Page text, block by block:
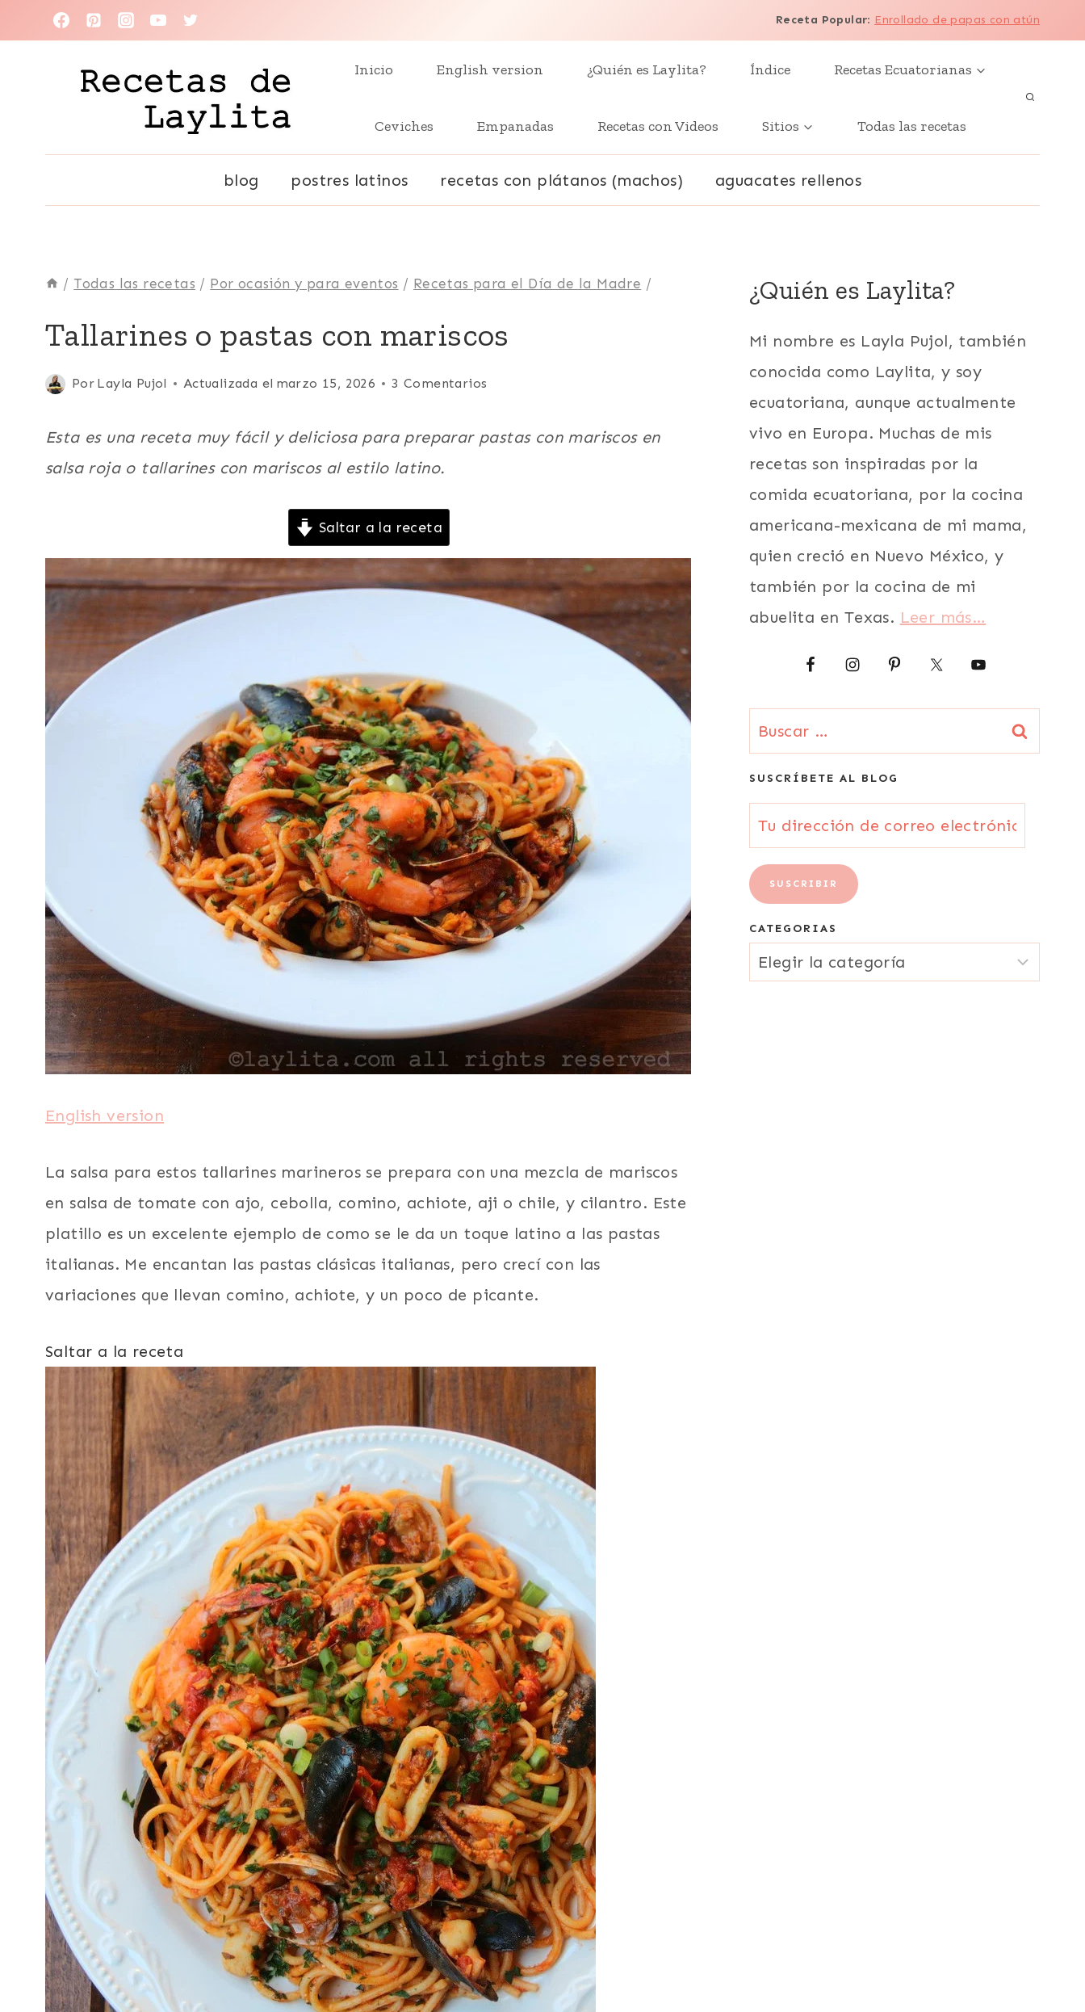
al
Receta Popular: Enrollado de papas con atún
Inicio English version ¿Quién es Laylita? Índice Recetas Ecuatorianas
Ceviches Empanadas Recetas con Videos Sitios Todas las recetas
blog postres latinos recetas con plátanos (machos) aguacates rellenos
/ Todas las recetas / Por ocasión y para eventos / Recetas para el Día de la Madre /
CONCHAS
|
LATINO/HISPANO
OSTIONES
|
PASTAS
PESCADO
PLATO
PRINCIPAL
|
POR
MADRE
|
RECETAS
PARA
LA
CUARESMA
|
SIN
CARNE
SUDAMERICA
Tallarines o pastas con mariscos
Por Layla Pujol
Publicada
febrero 22, 2016
Actualizada el marzo 15, 2026 3 Comentarios
Esta es una receta muy fácil y deliciosa para preparar pastas con mariscos en
salsa roja o tallarines con mariscos al estilo latino.
Saltar a la receta
English version
La salsa para estos tallarines marineros se prepara con una mezcla de mariscos
en salsa de tomate con ajo, cebolla, comino, achiote, aji o chile, y cilantro. Este
platillo es un excelente ejemplo de como se le da un toque latino a las pastas
italianas. Me encantan las pastas clásicas italianas, pero crecí con las
variaciones que llevan comino, achiote, y un poco de picante.
Saltar a la receta
¿Quién es Laylita?
Mi nombre es Layla Pujol, también
conocida como Laylita, y soy
ecuatoriana, aunque actualmente
vivo en Europa. Muchas de mis
recetas son inspiradas por la
comida ecuatoriana, por la cocina
americana-mexicana de mi mama,
quien creció en Nuevo México, y
también por la cocina de mi
abuelita en Texas. Leer más…
Buscar:
SUSCRÍBETE AL BLOG
Tu
dirección
de
correo
electrónico
{Email}
SUSCRIBIR
CATEGORIAS
CATEGORIAS